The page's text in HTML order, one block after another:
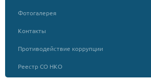
Фотогалерея
Контакты
Противодействие коррупции
Реестр СО НКО